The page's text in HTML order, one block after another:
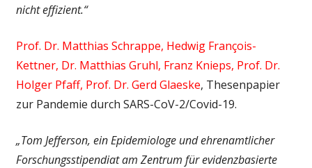
nicht effizient.“
Prof. Dr. Matthias Schrappe, Hedwig François-
Kettner, Dr. Matthias Gruhl, Franz Knieps, Prof. Dr.
Holger Pfaff, Prof. Dr. Gerd Glaeske, Thesenpapier
zur Pandemie durch SARS-CoV-2/Covid-19.
„Tom Jefferson, ein Epidemiologe und ehrenamtlicher
Forschungsstipendiat am Zentrum für evidenzbasierte